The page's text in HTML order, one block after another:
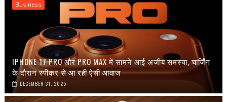
Business
IPHONE 17 PRO और PRO MAX में सामने आई अजीब समस्या, चार्जिंग
के दौरान स्पीकर से आ रही ऐसी आवाज
DECEMBER 31, 2025